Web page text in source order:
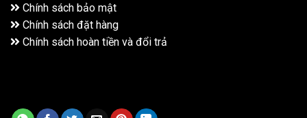
Chính sách bảo mật
Chính sách đặt hàng
Chính sách hoàn tiền và đổi trả